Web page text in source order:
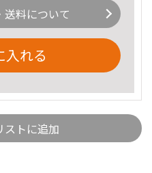
送料について
入れる
ストに追加